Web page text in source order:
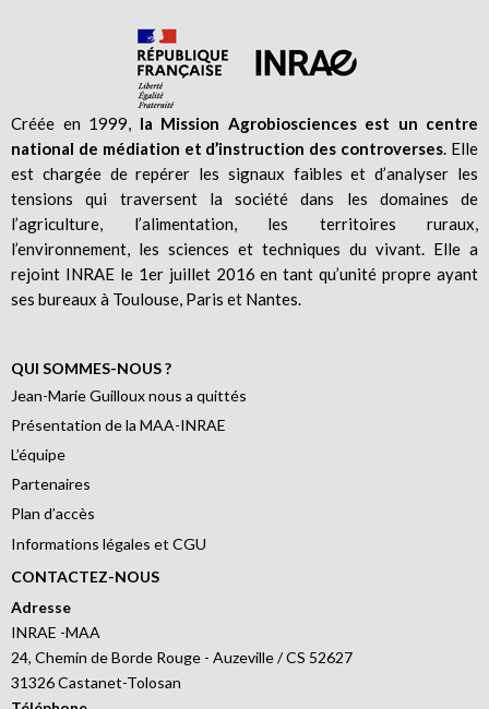
Créée en 1999, la Mission Agrobiosciences est un centre
national de médiation et d’instruction des controverses. Elle
est chargée de repérer les signaux faibles et d’analyser les
tensions qui traversent la société dans les domaines de
l’agriculture, l’alimentation, les territoires ruraux,
l’environnement, les sciences et techniques du vivant. Elle a
rejoint INRAE le 1er juillet 2016 en tant qu’unité propre ayant
ses bureaux à Toulouse, Paris et Nantes.
QUI SOMMES-NOUS ?
Jean-Marie Guilloux nous a quittés
Présentation de la MAA-INRAE
L’équipe
Partenaires
Plan d’accès
Informations légales et CGU
CONTACTEZ-NOUS
Adresse
INRAE -MAA
24, Chemin de Borde Rouge - Auzeville / CS 52627
31326 Castanet-Tolosan